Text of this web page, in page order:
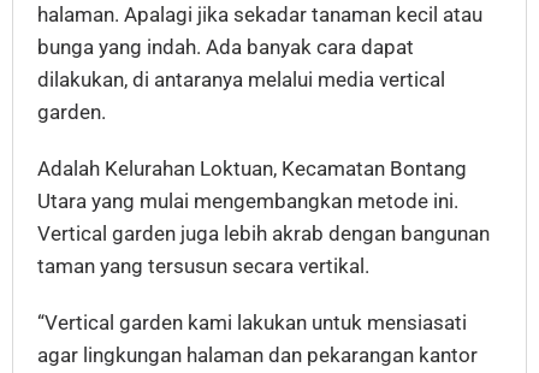
halaman. Apalagi jika sekadar tanaman kecil atau
bunga yang indah. Ada banyak cara dapat
dilakukan, di antaranya melalui media vertical
garden.
Adalah Kelurahan Loktuan, Kecamatan Bontang
Utara yang mulai mengembangkan metode ini.
Vertical garden juga lebih akrab dengan bangunan
taman yang tersusun secara vertikal.
“Vertical garden kami lakukan untuk mensiasati
agar lingkungan halaman dan pekarangan kantor